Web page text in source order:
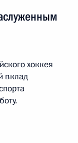
хоккея
вклад